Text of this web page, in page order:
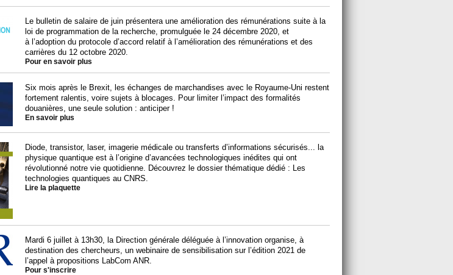
Le bulletin de salaire de juin présentera une amélioration des rémunérations suite à la
loi de programmation de la recherche, promulguée le 24 décembre 2020, et
à l’adoption du protocole d’accord relatif à l’amélioration des rémunérations et des
carrières du 12 octobre 2020.
Pour en savoir plus
Six mois après le Brexit, les échanges de marchandises avec le Royaume-Uni restent
fortement ralentis, voire sujets à blocages. Pour limiter l’impact des formalités
douanières, une seule solution : anticiper !
En savoir plus
Diode, transistor, laser, imagerie médicale ou transferts d’informations sécurisés... la
physique quantique est à l’origine d’avancées technologiques inédites qui ont
révolutionné notre vie quotidienne. Découvrez le dossier thématique dédié : Les
technologies quantiques au CNRS.
Lire la plaquette
Mardi 6 juillet à 13h30, la Direction générale déléguée à l’innovation organise, à
destination des chercheurs, un webinaire de sensibilisation sur l’édition 2021 de
l’appel à propositions LabCom ANR.
Pour s'inscrire